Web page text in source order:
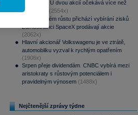
příležitosti. U dvou akcií očekává více než
100% růst
(2554x)
Po raketovém růstu přichází vybírání zisků.
Zaměstnanci SpaceX prodávají akcie
(2062x)
Hlavní akcionář Volkswagenu je ve ztrátě,
automobilku vyzval k rychlým opatřením
(1906x)
Srpen přeje dividendám. CNBC vybírá mezi
aristokraty s růstovým potenciálem i
pravidelným výnosem (1488x)
Nejčtenější zprávy týdne